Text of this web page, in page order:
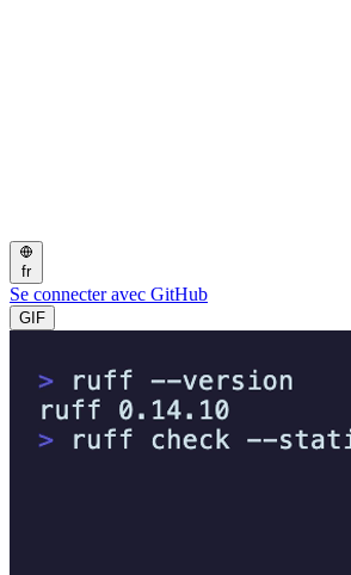
fr
Se connecter avec GitHub
GIF